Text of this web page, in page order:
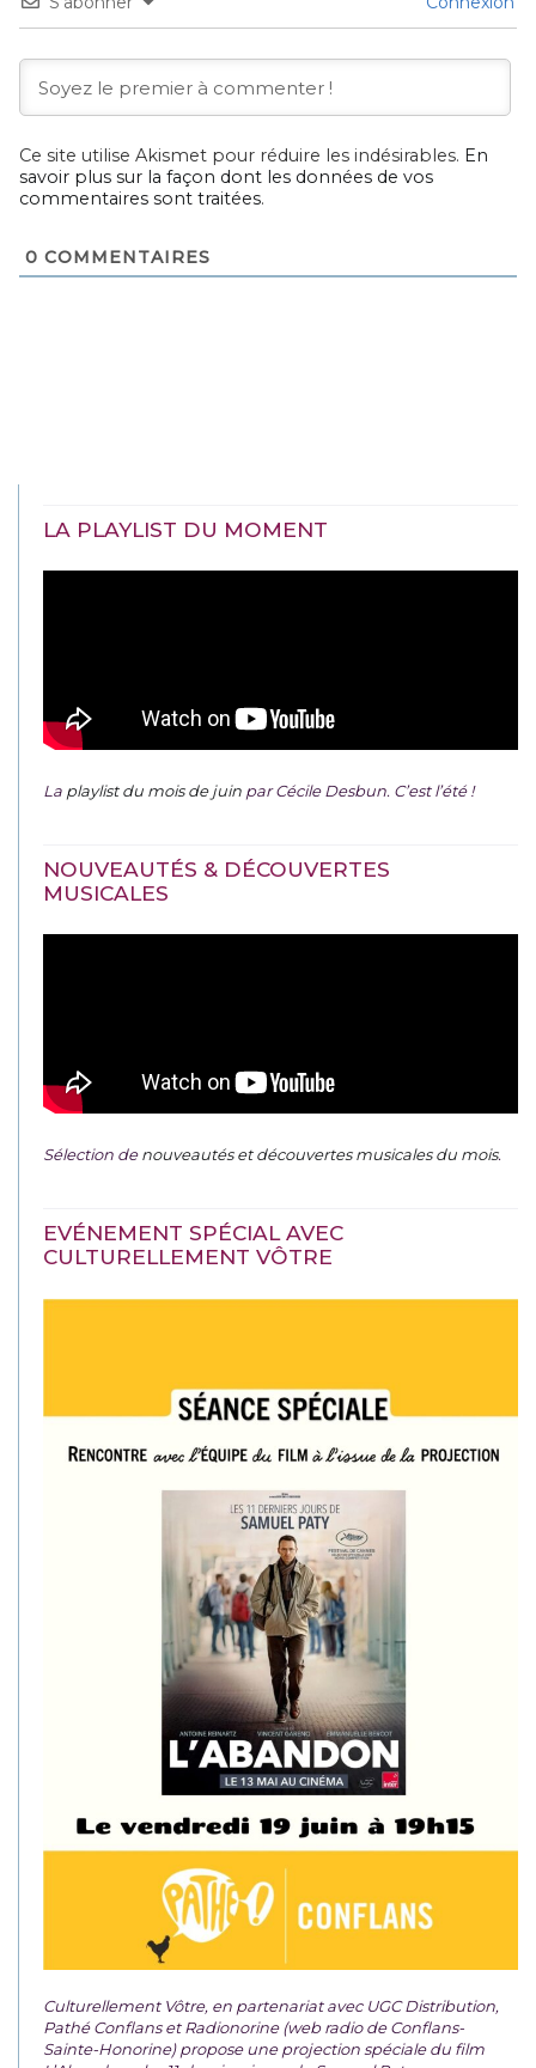
Ce site utilise Akismet pour réduire les indésirables. En
savoir plus sur la façon dont les données de vos
commentaires sont traitées.
0 COMMENTAIRES
LA PLAYLIST DU MOMENT
La playlist du mois de juin par Cécile Desbun. C’est l’été !
NOUVEAUTÉS & DÉCOUVERTES
MUSICALES
Sélection denouveautés et découvertes musicales du mois.
EVÉNEMENT SPÉCIAL AVEC
CULTURELLEMENT VÔTRE
Culturellement Vôtre, en partenariat avec UGC Distribution,
Pathé Conflans et Radionorine (web radio de Conflans-
Sainte-Honorine) propose une projection spéciale du film